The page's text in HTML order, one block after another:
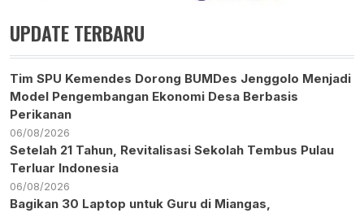
UPDATE TERBARU
Tim SPU Kemendes Dorong BUMDes Jenggolo Menjadi
Model Pengembangan Ekonomi Desa Berbasis
Perikanan
06/08/2026
Setelah 21 Tahun, Revitalisasi Sekolah Tembus Pulau
Terluar Indonesia
06/08/2026
Bagikan 30 Laptop untuk Guru di Miangas,